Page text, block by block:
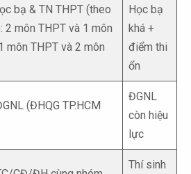
bạ & TN THPT (theo
2 môn THPT và 1 môn
môn THPT và 2 môn
Học bạ
khá +
điểm thi
ổn
(ĐHQG TP.HCM
ĐGNL
còn hiệu
lực
Thí sinh